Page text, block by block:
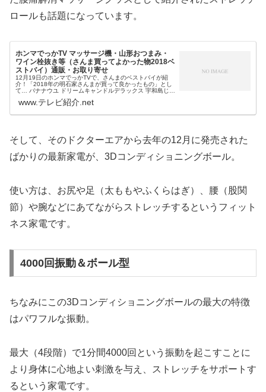
ロールも話題になっています。
ホンマでっかTV マッサージ機・山形おつまみ・
ワイン栓抜き等（さんま買ってよかった物2018ベ
ストバイ）通販・お取り寄せ
12月19日のホンマでっかTVで、さんまのベストバイが紹
介！「2018年の明石家さんまが買って良かったもの」とし
て… バナナウユ ドリームキャンドルデラックス 宇和島じゃ
マン） スト...
www.テレビ紹介.net
そして、そのドクターエアから去年の12月に発売された
ばかりの最新家電が、3Dコンディショニングボール。
使い方は、お尻や足（太ももやふくらはぎ）、腰（股関
節）や腕などにあてながらストレッチするというフィット
ネス家電です。
4000回振動＆ボール型
ちなみにこの3Dコンディショニングボールの最大の特徴
はパワフルな振動。
最大（4段階）で1分間4000回という振動を起こすことに
より身体に心地よい刺激を与え、ストレッチをサポートす
るという家電です。